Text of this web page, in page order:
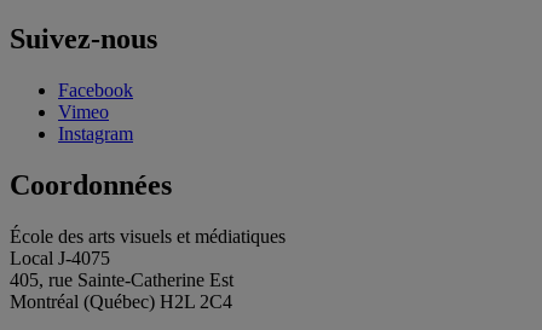
Suivez-nous
Facebook
Vimeo
Instagram
Coordonnées
École des arts visuels et médiatiques
Local J-4075
405, rue Sainte-Catherine Est
Montréal (Québec) H2L 2C4